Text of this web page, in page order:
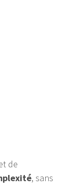
de
, sans